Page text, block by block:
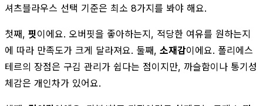
셔츠블라우스 선택 기준은 최소 8가지를 봐야 해요.
첫째, 핏이에요. 오버핏을 좋아하는지, 적당한 여유를 원하는지
에 따라 만족도가 크게 달라져요. 둘째, 소재감이에요. 폴리에스
테르의 장점은 구김 관리가 쉽다는 점이지만, 까슬함이나 통기성
체감은 개인차가 있어요.